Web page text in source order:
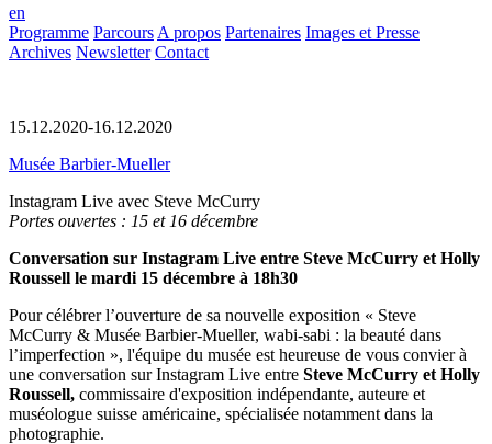
en
Programme Parcours A propos Partenaires Images et Presse
Archives Newsletter Contact
15.12.2020-16.12.2020
Musée Barbier-Mueller
Instagram Live avec Steve McCurry
Portes ouvertes : 15 et 16 décembre
Conversation sur Instagram Live entre Steve McCurry et Holly
Roussell le mardi 15 décembre à 18h30
Pour célébrer l’ouverture de sa nouvelle exposition « Steve
McCurry & Musée Barbier-Mueller, wabi-sabi : la beauté dans
l’imperfection », l'équipe du musée est heureuse de vous convier à
une conversation sur Instagram Live entre Steve McCurry et Holly
Roussell, commissaire d'exposition indépendante, auteure et
muséologue suisse américaine, spécialisée notamment dans la
photographie.